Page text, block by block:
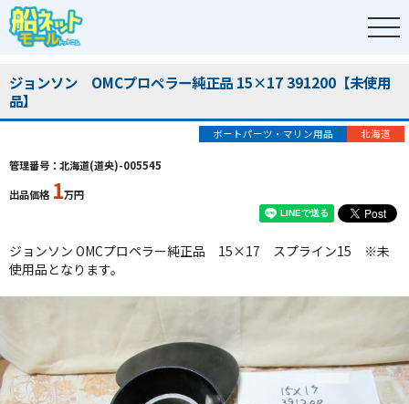
ジョンソン OMCプロペラー純正品 15×17 391200【未使用
品】
ボートパーツ・マリン用品 北海道
管理番号：北海道(道央)-005545
出品価格 1万円
ジョンソン OMCプロペラー純正品 15×17 スプライン15 ※未
使用品となります。